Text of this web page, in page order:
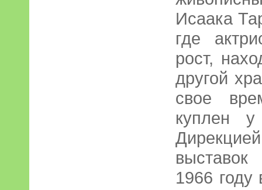
Исаака
где
рост,
другой
свое
куплен у
1966 году